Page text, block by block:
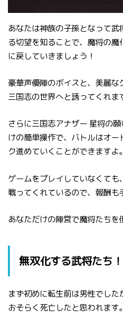
あなたは神族の子孫となって武
る切望を知ることで、魔将の
に戻していきましょう！
豪華声優陣のボイスと、美麗な
三国志の世界へと誘ってくれま
さらに三国志アナザー 星将の
けの簡単操作で、バトルはオ
ク進めていくことができますよ。
ゲームをプレイしていなくて
戦ってくれているので、報酬も
あなただけの陣営で魔将たちを
無双化する武将たち！
まず初めに転生前は男性でした
おそらく死亡したと思われます。